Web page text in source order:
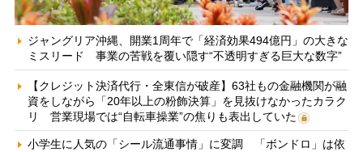
ジャングリア沖縄、開業1周年で「経済効果494億円」の大きな
ミスリード 事業の苦戦を覆い隠す“不透明すぎる巨大な数字”
【クレジット決済代行・全東信が破産】63社もの金融機関が融
資をしながら「20年以上の粉飾決算」を見抜けなかったカラク
リ 営業現場では“自転車操業”の焦りも表出していた
小学生に人気の「シール流通事情」に変調 「ボンドロ」は依